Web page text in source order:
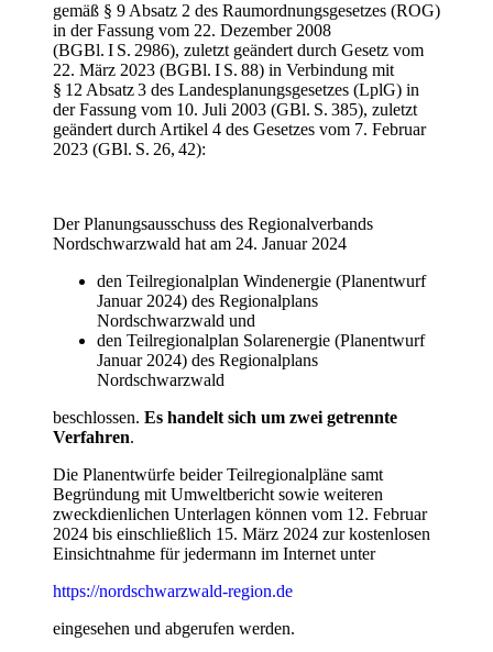
gemäß § 9 Absatz 2 des Raumordnungsgesetzes (ROG)
in der Fassung vom 22. Dezember 2008
(BGBl. I S. 2986), zuletzt geändert durch Gesetz vom
22. März 2023 (BGBl. I S. 88) in Verbindung mit
§ 12 Absatz 3 des Landesplanungsgesetzes (LplG) in
der Fassung vom 10. Juli 2003 (GBl. S. 385), zuletzt
geändert durch Artikel 4 des Gesetzes vom 7. Februar
2023 (GBl. S. 26, 42):
Der Planungsausschuss des Regionalverbands
Nordschwarzwald hat am 24. Januar 2024
den Teilregionalplan Windenergie (Planentwurf
Januar 2024) des Regionalplans
Nordschwarzwald und
den Teilregionalplan Solarenergie (Planentwurf
Januar 2024) des Regionalplans
Nordschwarzwald
beschlossen. Es handelt sich um zwei getrennte
Verfahren.
Die Planentwürfe beider Teilregionalpläne samt
Begründung mit Umweltbericht sowie weiteren
zweckdienlichen Unterlagen können vom 12. Februar
2024 bis einschließlich 15. März 2024 zur kostenlosen
Einsichtnahme für jedermann im Internet unter
https://nordschwarzwald-region.de
eingesehen und abgerufen werden.